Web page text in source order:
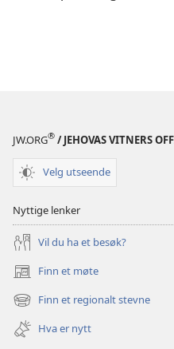
JW.ORG® / JEHOVAS VITNERS
Velg utseende
Nyttige lenker
Vil du ha et besøk?
Finn et møte
(åpner
nytt
vindu)
Finn et regionalt stevne
(åpner
nytt
vindu)
Hva er nytt